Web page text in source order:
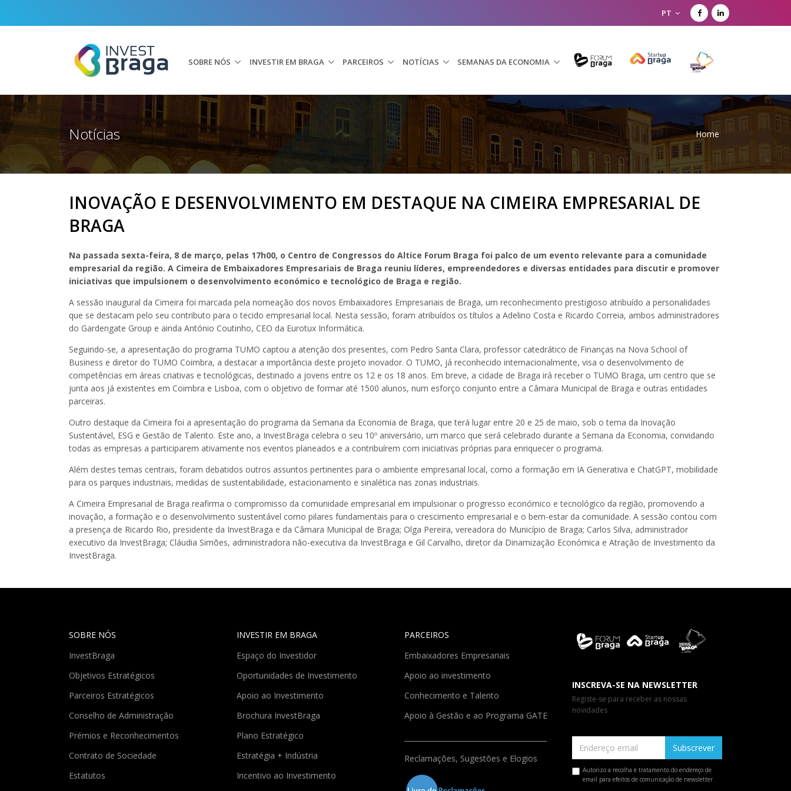
PT
SOBRE NÓS INVESTIR EM BRAGA PARCEIROS NOTÍCIAS SEMANAS DA ECONOMIA
Notícias Home
INOVAÇÃO E DESENVOLVIMENTO EM DESTAQUE NA CIMEIRA EMPRESARIAL DE
BRAGA
Na passada sexta-feira, 8 de março, pelas 17h00, o Centro de Congressos do Altice Forum Braga foi palco de um evento relevante para a comunidade
empresarial da região. A Cimeira de Embaixadores Empresariais de Braga reuniu líderes, empreendedores e diversas entidades para discutir e promover
iniciativas que impulsionem o desenvolvimento económico e tecnológico de Braga e região.
A sessão inaugural da Cimeira foi marcada pela nomeação dos novos Embaixadores Empresariais de Braga, um reconhecimento prestigioso atribuído a personalidades
que se destacam pelo seu contributo para o tecido empresarial local. Nesta sessão, foram atribuídos os títulos a Adelino Costa e Ricardo Correia, ambos administradores
do Gardengate Group e ainda António Coutinho, CEO da Eurotux Informática.
Seguindo-se, a apresentação do programa TUMO captou a atenção dos presentes, com Pedro Santa Clara, professor catedrático de Finanças na Nova School of
Business e diretor do TUMO Coimbra, a destacar a importância deste projeto inovador. O TUMO, já reconhecido internacionalmente, visa o desenvolvimento de
competências em áreas criativas e tecnológicas, destinado a jovens entre os 12 e os 18 anos. Em breve, a cidade de Braga irá receber o TUMO Braga, um centro que se
junta aos já existentes em Coimbra e Lisboa, com o objetivo de formar até 1500 alunos, num esforço conjunto entre a Câmara Municipal de Braga e outras entidades
parceiras.
Outro destaque da Cimeira foi a apresentação do programa da Semana da Economia de Braga, que terá lugar entre 20 e 25 de maio, sob o tema da Inovação
Sustentável, ESG e Gestão de Talento. Este ano, a InvestBraga celebra o seu 10º aniversário, um marco que será celebrado durante a Semana da Economia, convidando
todas as empresas a participarem ativamente nos eventos planeados e a contribuírem com iniciativas próprias para enriquecer o programa.
Além destes temas centrais, foram debatidos outros assuntos pertinentes para o ambiente empresarial local, como a formação em IA Generativa e ChatGPT, mobilidade
para os parques industriais, medidas de sustentabilidade, estacionamento e sinalética nas zonas industriais.
A Cimeira Empresarial de Braga reafirma o compromisso da comunidade empresarial em impulsionar o progresso económico e tecnológico da região, promovendo a
inovação, a formação e o desenvolvimento sustentável como pilares fundamentais para o crescimento empresarial e o bem-estar da comunidade. A sessão contou com
a presença de Ricardo Rio, presidente da InvestBraga e da Câmara Municipal de Braga; Olga Pereira, vereadora do Município de Braga; Carlos Silva, administrador
executivo da InvestBraga; Cláudia Simões, administradora não-executiva da InvestBraga e Gil Carvalho, diretor da Dinamização Económica e Atração de Investimento da
InvestBraga.
SOBRE NÓS
InvestBraga
Objetivos Estratégicos
Parceiros Estratégicos
Conselho de Administração
Prémios e Reconhecimentos
Contrato de Sociedade
Estatutos
INVESTIR EM BRAGA
Espaço do Investidor
Oportunidades de Investimento
Apoio ao Investimento
Brochura InvestBraga
Plano Estratégico
Estratégia + Indústria
Incentivo ao Investimento
PARCEIROS
Embaixadores Empresariais
Apoio ao investimento
Conhecimento e Talento
Apoio à Gestão e ao Programa GATE
Reclamações, Sugestões e Elogios
INSCREVA-SE NA NEWSLETTER
Registe-se para receber as nossas
novidades
Subscrever
Autorizo a recolha e tratamento do endereço de
email para efeitos de comunicação de newsletter